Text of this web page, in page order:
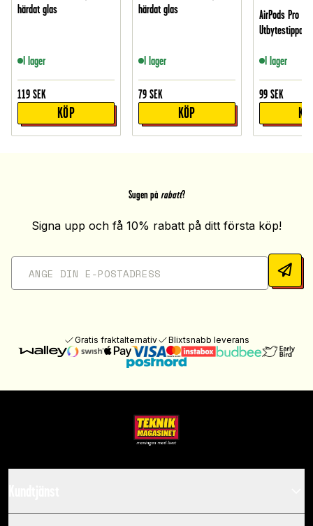
härdat glas
I lager
119 SEK
KÖP
härdat glas
I lager
79 SEK
KÖP
AirPods Pro
Utbytestippar
I lager
99 SEK
Sugen på rabatt?
Signa upp och få 10% rabatt på ditt första köp!
Gratis fraktalternativ Blixtsnabb leverans